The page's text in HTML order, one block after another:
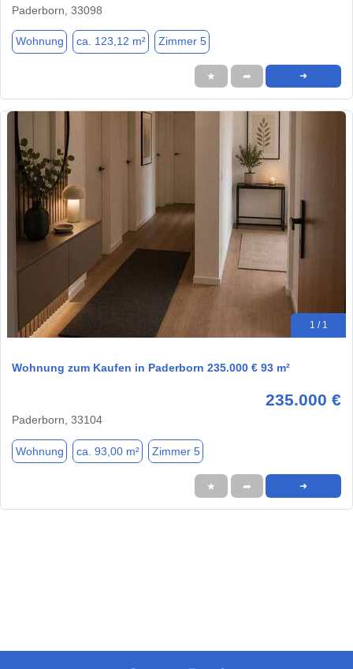
Paderborn, 33098
Wohnung ca. 123,12 m² Zimmer 5
★ ➦ ➜
1 / 1
Wohnung zum Kaufen in Paderborn 235.000 € 93 m²
235.000 €
Paderborn, 33104
Wohnung ca. 93,00 m² Zimmer 5
★ ➦ ➜